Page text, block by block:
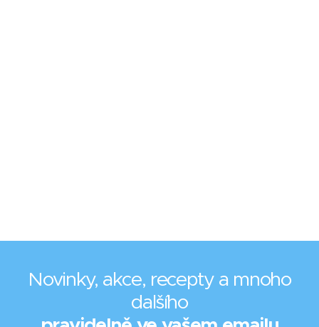
Novinky, akce, recepty a mnoho
dalšího